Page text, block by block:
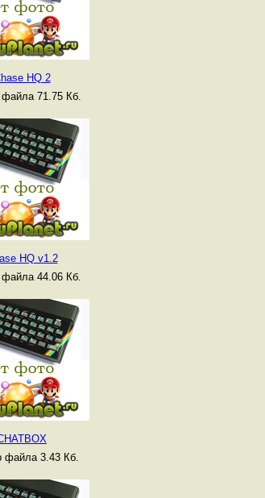
HQ 2
файла 71.75 Кб.
HQ v1.2
файла 44.06 Кб.
файла 3.43 Кб.